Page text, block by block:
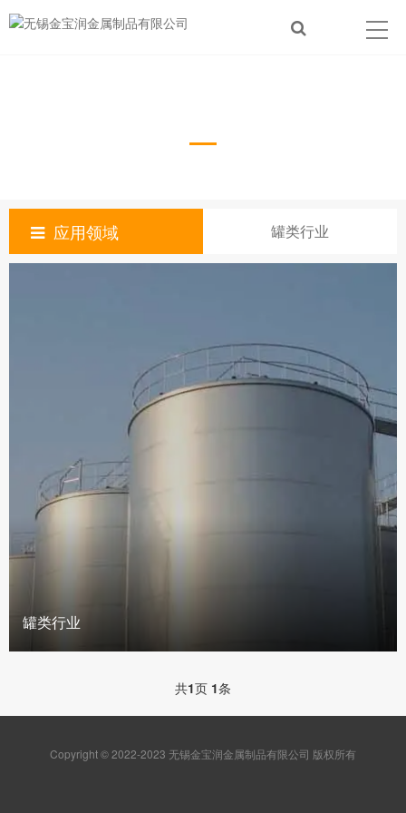
应用领域 罐类行业
罐类行业
共1页 1条
Copyright © 2022-2023 无锡金宝润金属制品有限公司 版权所有